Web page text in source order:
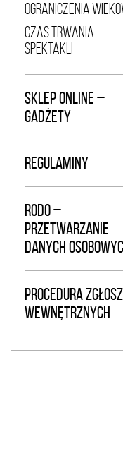
OGRANICZENIA
CZAS TRWANIA
SPEKTAKLI
SKLEP ONLINE –
GADŻETY
REGULAMINY
RODO –
PRZETWARZANIE
DANYCH
PROCEDURA
WEWNĘTRZNYCH